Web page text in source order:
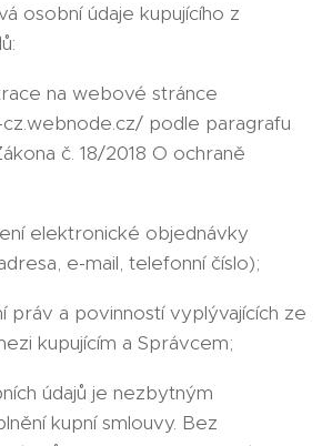
osobní údaje kupujícího z
na webové stránce
podle paragrafu
č. 18/2018 O ochraně
elektronické objednávky
e-mail, telefonní číslo);
práv a povinností vyplývajících ze
kupujícím a Správcem;
údajů je nezbytným
kupní smlouvy. Bez